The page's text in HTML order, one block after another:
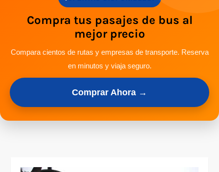
Compra tus pasajes de bus al
mejor precio
Compara cientos de rutas y empresas de transporte. Reserva
en minutos y viaja seguro.
Comprar Ahora →